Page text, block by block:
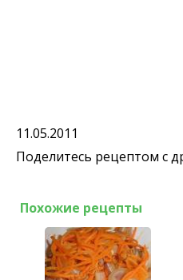
11.05.2011
Поделитесь рецептом с
Похожие рецепты